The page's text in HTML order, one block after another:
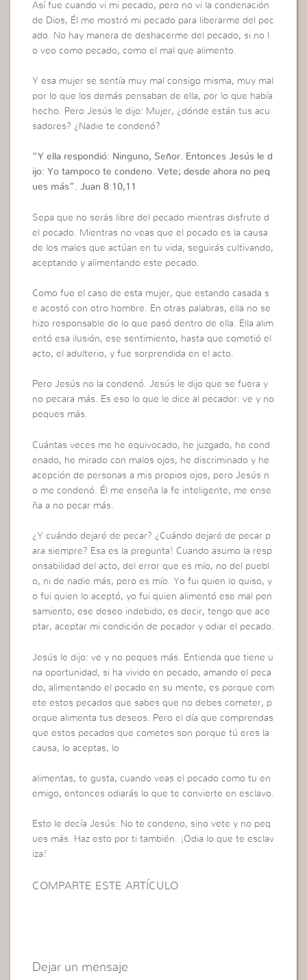
Así fue cuando vi mi pecado, pero no vi la condenación
de Dios, Él me mostró mi pecado para liberarme del pec
ado. No hay manera de deshacerme del pecado, si no l
o veo como pecado, como el mal que alimento.
Y esa mujer se sentía muy mal consigo misma, muy mal
por lo que los demás pensaban de ella, por lo que había
hecho. Pero Jesús le dijo: Mujer, ¿dónde están tus acu
sadores? ¿Nadie te condenó?
“Y ella respondió: Ninguno, Señor. Entonces Jesús le d
ijo: Yo tampoco te condeno. Vete; desde ahora no peq
ues más”. Juan 8:10,11
Sepa que no serás libre del pecado mientras disfrute d
el pecado. Mientras no veas que el pecado es la causa
de los males que actúan en tu vida, seguirás cultivando,
aceptando y alimentando este pecado.
Como fue el caso de esta mujer, que estando casada s
e acostó con otro hombre. En otras palabras, ella no se
hizo responsable de lo que pasó dentro de ella. Ella alim
entó esa ilusión, ese sentimiento, hasta que cometió el
acto, el adulterio, y fue sorprendida en el acto.
Pero Jesús no la condenó. Jesús le dijo que se fuera y
no pecara más. Es eso lo que le dice al pecador: ve y no
peques más.
Cuántas veces me he equivocado, he juzgado, he cond
enado, he mirado con malos ojos, he discriminado y he
acepción de personas a mis propios ojos, pero Jesús n
o me condenó. Él me enseña la fe inteligente, me ense
ña a no pecar más.
¿Y cuándo dejaré de pecar? ¿Cuándo dejaré de pecar p
ara siempre? Esa es la pregunta! Cuando asumo la resp
onsabilidad del acto, del error que es mío, no del puebl
o, ni de nadie más, pero es mío. Yo fui quien lo quiso, y
o fui quien lo aceptó, yo fui quien alimentó ese mal pen
samiento, ese deseo indebido, es decir, tengo que ace
ptar, aceptar mi condición de pecador y odiar el pecado.
Jesús le dijo: ve y no peques más. Entienda que tiene u
na oportunidad, si ha vivido en pecado, amando el peca
do, alimentando el pecado en su mente, es porque com
ete estos pecados que sabes que no debes cometer, p
orque alimenta tus deseos. Pero el día que comprendas
que estos pecados que cometes son porque tú eres la
causa, lo aceptas, lo
alimentas, te gusta, cuando veas el pecado como tu en
emigo, entonces odiarás lo que te convierte en esclavo.
Esto le decía Jesús: No te condeno, sino vete y no peq
ues más. Haz esto por ti también. ¡Odia lo que te esclav
iza!
COMPARTE ESTE ARTÍCULO
Dejar un mensaje